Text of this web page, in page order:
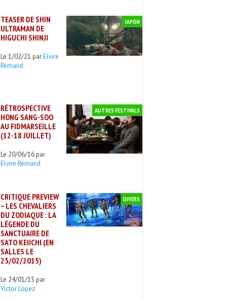
TEASER DE SHIN
ULTRAMAN DE
HIGUCHI SHINJI
Le 1/02/21 parElvire
Rémand
JAPON
RÉTROSPECTIVE
HONG SANG-SOO
AU FIDMARSEILLE
(12-18 JUILLET)
Le 20/06/16 par
Elvire Rémand
AUTRES FESTIVALS
CRITIQUE PREVIEW
– LES CHEVALIERS
DU ZODIAQUE : LA
LÉGENDE DU
SANCTUAIRE DE
SATO KEIICHI (EN
SALLES LE
25/02/2015)
Le 24/01/15 par
Victor Lopez
DIVERS